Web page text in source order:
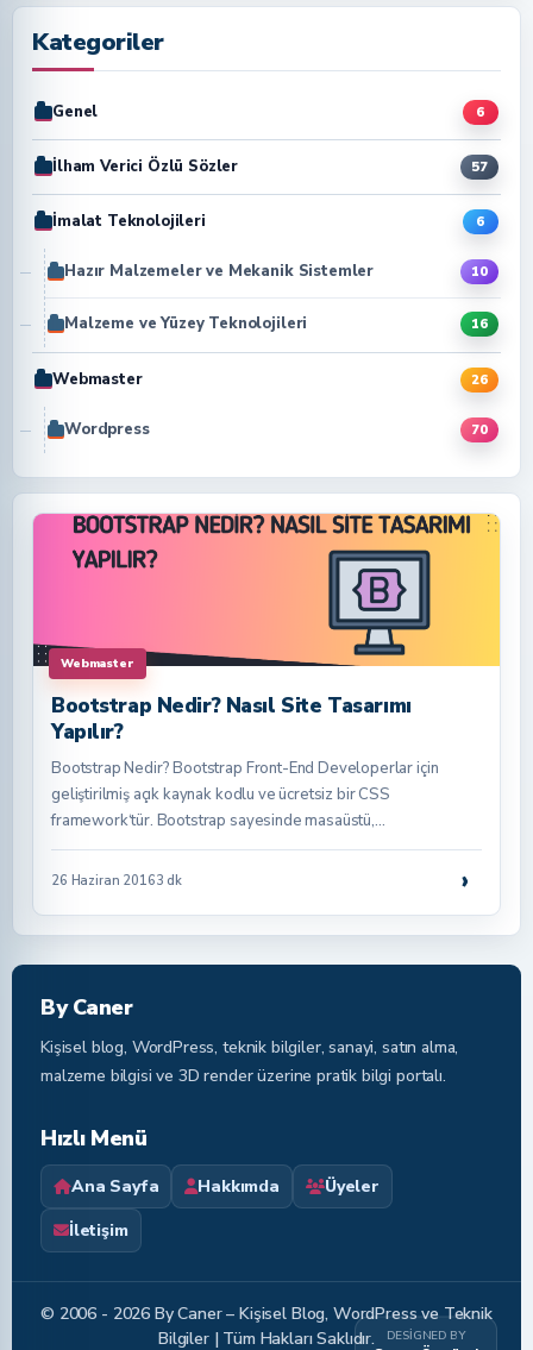
Kategoriler
Genel 6
İlham Verici Özlü Sözler 57
İmalat Teknolojileri 6
Hazır Malzemeler ve Mekanik Sistemler 10
Malzeme ve Yüzey Teknolojileri 16
Webmaster 26
Wordpress 70
Webmaster
Bootstrap Nedir? Nasıl Site Tasarımı
Yapılır?
Bootstrap Nedir? Bootstrap Front-End Developerlar için
geliştirilmiş açık kaynak kodlu ve ücretsiz bir CSS
framework‘tür. Bootstrap sayesinde masaüstü,…
26 Haziran 20163 dk ›
By Caner
Kişisel blog, WordPress, teknik bilgiler, sanayi, satın alma,
malzeme bilgisi ve 3D render üzerine pratik bilgi portalı.
Hızlı Menü
Ana Sayfa Hakkımda
Üyeler
İletişim
© 2006 - 2026 By Caner – Kişisel Blog, WordPress ve Teknik
Bilgiler | Tüm Hakları Saklıdır.
DESIGNED BY